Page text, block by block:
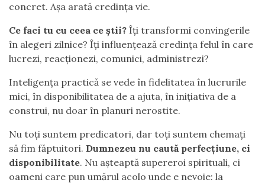
concret. Așa arată credința vie.
Ce faci tu cu ceea ce știi? Îți transformi convingerile
în alegeri zilnice? Îți influențează credința felul în care
lucrezi, reacționezi, comunici, administrezi?
Inteligența practică se vede în fidelitatea în lucrurile
mici, în disponibilitatea de a ajuta, în inițiativa de a
construi, nu doar în planuri nerostite.
Nu toți suntem predicatori, dar toți suntem chemați
să fim făptuitori. Dumnezeu nu caută perfecțiune, ci
disponibilitate. Nu așteaptă supereroi spirituali, ci
oameni care pun umărul acolo unde e nevoie: la